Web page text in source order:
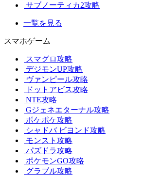
サブノーティカ2攻略
一覧を見る
スマホゲーム
スマグロ攻略
デジモンUP攻略
ヴァンピール攻略
ドットアビス攻略
NTE攻略
Gジェネエターナル攻略
ポケポケ攻略
シャドバ ビヨンド攻略
モンスト攻略
パズドラ攻略
ポケモンGO攻略
グラブル攻略